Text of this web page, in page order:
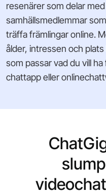
resenärer som delar
samhällsmedlemmar
träffa främlingar online.
ålder, intressen och
som passar vad du vill
chattapp eller